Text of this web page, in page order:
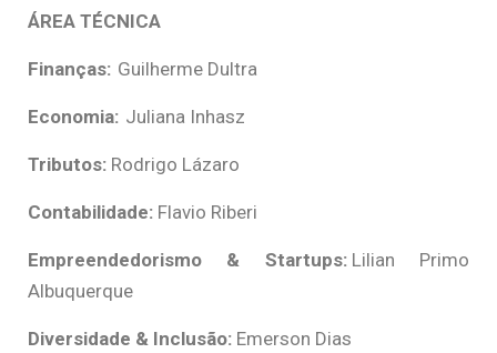
ÁREA TÉCNICA
Finanças: Guilherme Dultra
Economia: Juliana Inhasz
Tributos: Rodrigo Lázaro
Contabilidade: Flavio Riberi
Empreendedorismo & Startups:Lilian Primo
Albuquerque
Diversidade & Inclusão: Emerson Dias